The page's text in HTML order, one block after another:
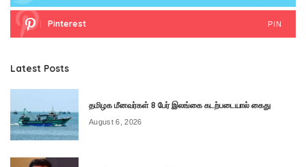
Pinterest PIN
Latest Posts
தமிழக மீனவர்கள் 8 பேர் இலங்கை கடற்படையால் கைது
August 6, 2026